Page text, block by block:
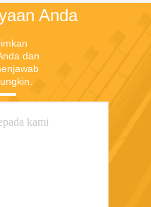
Anda
dan